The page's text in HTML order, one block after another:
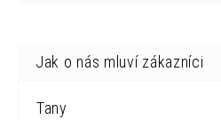
Tany